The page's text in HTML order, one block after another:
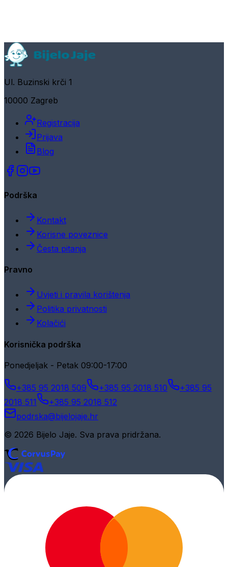
Ul. Buzinski krči 1
10000 Zagreb
Registracija
Prijava
Blog
Podrška
Kontakt
Korisne poveznice
Česta pitanja
Pravno
Uvjeti i pravila korištenja
Politika privatnosti
Kolačići
Korisnička podrška
Ponedjeljak - Petak 09:00-17:00
+385 95 2018 509 +385 95 2018 510
+385 95
2018 511
+385 95 2018 512
podrska@bijelojaje.hr
© 2026 Bijelo Jaje. Sva prava pridržana.